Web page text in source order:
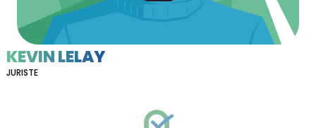
KEVIN LELAY
JURISTE